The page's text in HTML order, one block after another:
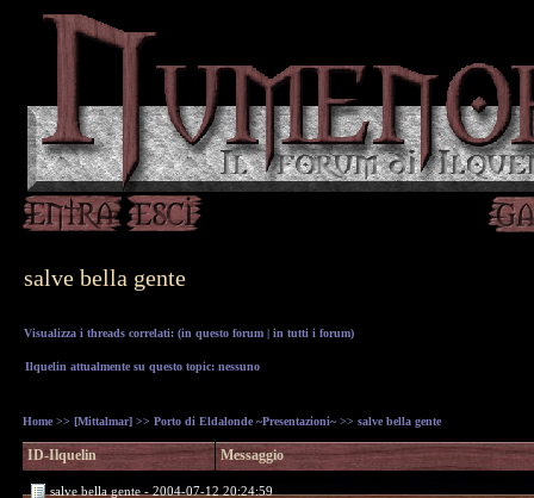
salve bella gente
Visualizza i threads correlati: (in questo forum | in tutti i forum)
Ilquelin attualmente su questo topic: nessuno
Home >> [Mittalmar] >> Porto di Eldalonde ~Presentazioni~ >> salve bella gente
ID-Ilquelin Messaggio
salve bella gente - 2004-07-12 20:24:59